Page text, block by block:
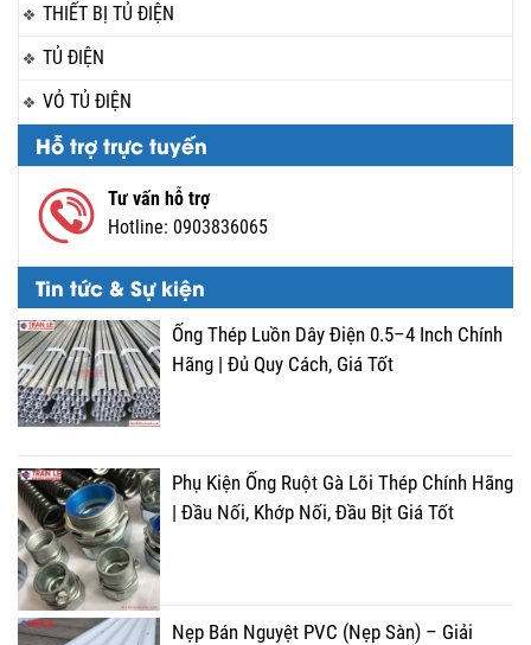
THIẾT BỊ TỦ ĐIỆN
TỦ ĐIỆN
VỎ TỦ ĐIỆN
Hỗ trợ trực tuyến
Tư vấn hỗ trợ
Hotline: 0903836065
Tin tức & Sự kiện
Ống Thép Luồn Dây Điện 0.5–4 Inch Chính
Hãng | Đủ Quy Cách, Giá Tốt
Phụ Kiện Ống Ruột Gà Lõi Thép Chính Hãng
| Đầu Nối, Khớp Nối, Đầu Bịt Giá Tốt
Nẹp Bán Nguyệt PVC (Nẹp Sàn) – Giải